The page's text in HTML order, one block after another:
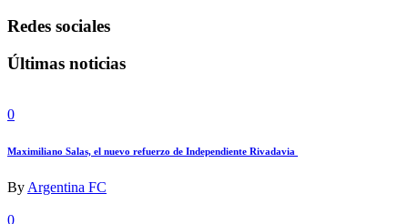
Redes sociales
Últimas noticias
0
Maximiliano Salas, el nuevo refuerzo de Independiente Rivadavia
By Argentina FC
0